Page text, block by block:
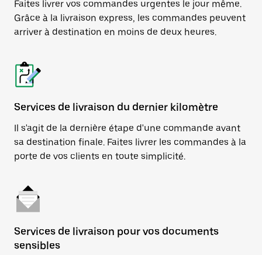
Faites livrer vos commandes urgentes le jour même.
Grâce à la livraison express, les commandes peuvent
arriver à destination en moins de deux heures.
Services de livraison du dernier kilomètre
Il s'agit de la dernière étape d'une commande avant
sa destination finale. Faites livrer les commandes à la
porte de vos clients en toute simplicité.
Services de livraison pour vos documents
sensibles